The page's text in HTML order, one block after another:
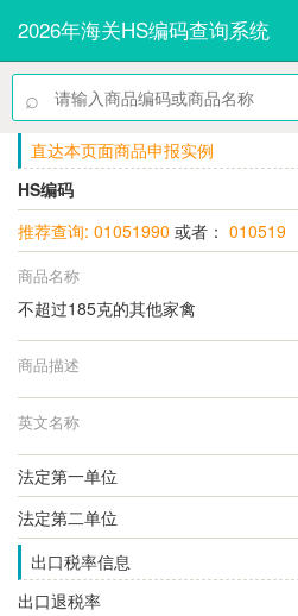
2026年海关HS编码查询系统
⌕
直达本页面商品申报实例
HS编码
推荐查询: 01051990 或者： 010519
商品名称
不超过185克的其他家禽
商品描述
英文名称
法定第一单位
法定第二单位
出口税率信息
出口退税率